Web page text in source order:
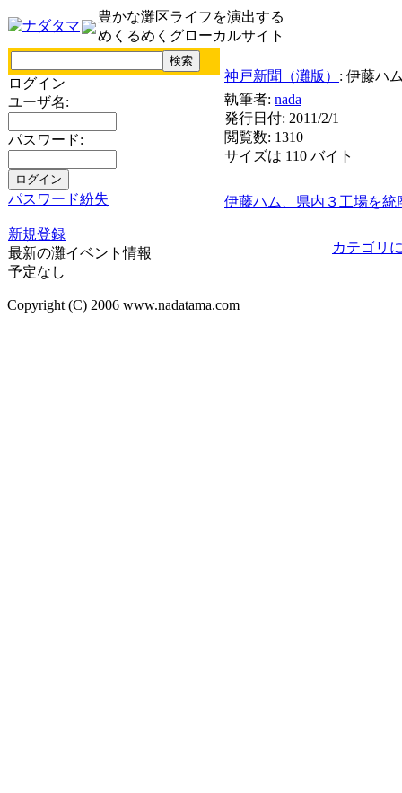
豊かな灘区ライフを演出する
めくるめくグローカルサイト
ログイン
ユーザ名:
パスワード:
パスワード紛失
新規登録
最新の灘イベント情報
予定なし
神戸新聞（灘版） : 伊藤ハ
執筆者: nada
発行日付: 2011/2/1
閲覧数: 1310
サイズは 110 バイト
伊藤ハム、県内３工場を
カテゴリ
Copyright (C) 2006 www.nadatama.com